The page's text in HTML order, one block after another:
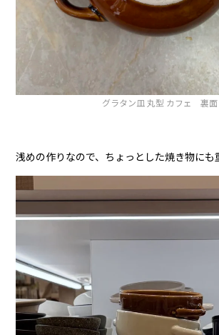
グラタン皿 丸型 カフェ 裏面
浅めの作りなので、ちょっとした焼き物にも